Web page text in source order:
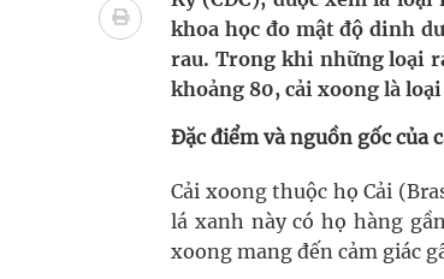
Tác Dụng Chống Kết Tập Tiểu Cầu
Quan Bằng Chứng Dược Lý Và Cơ Chế
Xây dựng bản đồ mạng lưới cấp cứu
Đắk Lắk: Đẩy nhanh tiến độ khám
khoa học đo mật độ dinh
rau. Trong khi những loại
khoảng 80, cải xoong là
Đặc điểm và nguồn gốc của
Cải xoong thuộc họ Cải
lá xanh này có họ hàng
xoong mang đến cảm giác